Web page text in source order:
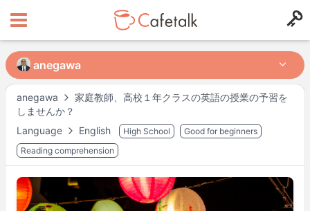
anegawa
家庭教師、高校１年クラスの英語の授業の予習を
しませんか？
Language
English High School
Good for beginners
Reading comprehension
anegawa
anegawa
from
2245 644
Horarios disponibles
12:00 – Tue 00:00
Tue
12:00 –Wed 00:00